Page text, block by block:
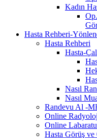
Kadın
Hasta Rehberi-
Hasta Rehberi
Hasta-
Nasıl
Nasıl
Randevu Al -
Online
Online
Hasta Görüş